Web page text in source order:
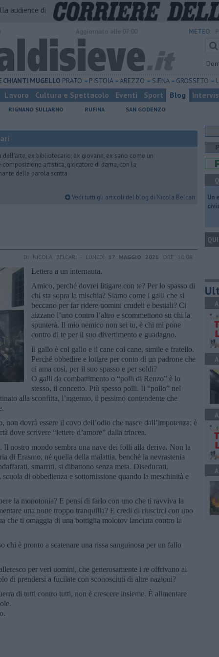
audience di
METEO:
CHIANTI MUGELLO PRATO PISTOIA AREZZO SIENA GROSSETO
Lavoro Cultura e Spettacolo Eventi Sport Blog
RIGNANO SULL'ARNO RUFINA SAN GODENZO
dell’arte, ex bibliotecario; ex giovane, ex sano come un
artistica, giocatore di dama, con la
della parola scritta
Vedi tutti gli articoli del blog di Nicola Belcari
DI NICOLA BELCARI - LUNEDÌ 17 MAGGIO 2021 ORE 10:08
Lettera a un internauta.
Amico, perché dovrei litigare con te? Per lo spasso di
chi sta sopra la mischia? Siamo come i galli che si
beccano per far ridere uomini crudeli e bestiali? Ci
aizzano l’uno contro l’altro e scommettono su chi la
spunterà. Il mio nemico non sei tu, è chi mi pone
contro di te per il suo divertimento e guadagno.
Il gallo è col gallo e il cane col cane, simile e fratello.
Perché obbedire e lottare per conto di un padrone che
ci ama così, per il suo spasso e per soldi?
O galli da combattimento o “polli di Renzo” è lo
stesso, il concetto. Più spesso polli. Il “pollo” nel
alla sconfitta, l’ingenuo, il pessimo contendente che
non dovrà essere il covo dell’odio che nasce dall’impotenza; è
dove scrivere “lettere d’amore” dalla trincea.
nostro mondo sembra una nave dei folli alla deriva. Non la
di Erasmo, né quella della malattia, benché la nevrastenia
smarriti, si dibattono senza meta. Diseducati,
di obbedienza e sottomissione quando la meschinità e
la monotonia? E pensi di farlo con uno che ti ravviva la
una notte troppo tranquilla? E credi di riuscirci con uno
che ti omaggia di una bottiglia molotov lanciata contro la
chi è pronto a scatenare una rissa sanguinosa per un fallo
per veri uomini, che generosamente i re offrivano ai
di prendersi a fucilate con sconosciuti di altre nazioni?
di tutti contro tutti, non è crescere insieme. È alimentare
​Un
QUI